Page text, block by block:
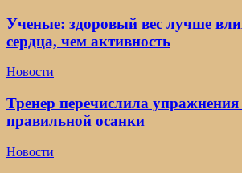
Ученые: здоровый вес лучше
сердца, чем активность
Новости
Тренер перечислила упражнения
правильной осанки
Новости